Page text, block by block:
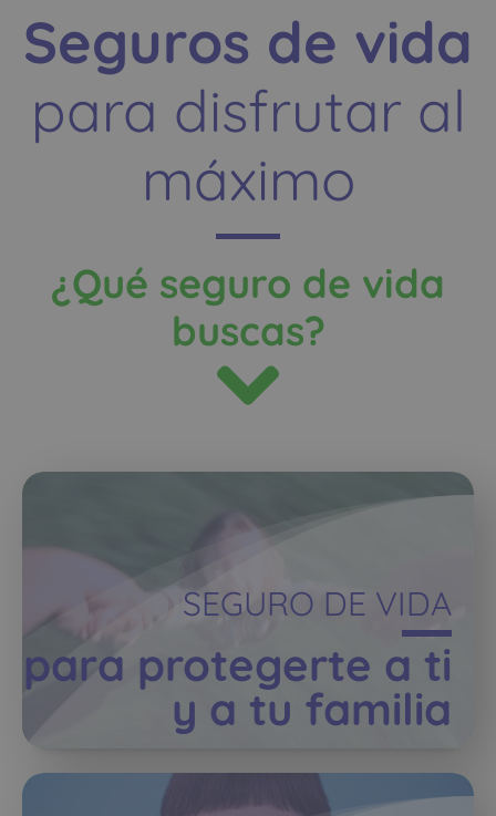
Seguros de vida
para disfrutar al
máximo
¿Qué seguro de vida
buscas?
SEGURO DE VIDA
para protegerte a ti
y a tu familia